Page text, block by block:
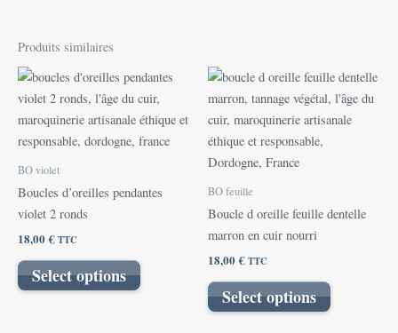
Produits similaires
BO violet
Boucles d’oreilles pendantes
violet 2 ronds
18,00€TTC
Select options
BO feuille
Boucle d oreille feuille dentelle
marron en cuir nourri
18,00€TTC
Select options